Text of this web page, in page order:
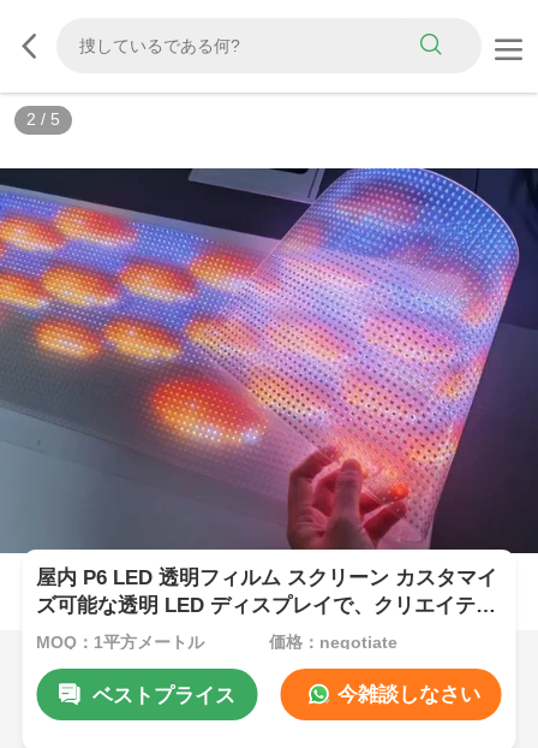
3 / 5
屋内 P6 LED 透明フィルム スクリーン カスタマイ
ズ可能な透明 LED ディスプレイで、クリエイティ
ブな広告やダイナミックなコンテンツ プレゼンテ
MOQ：1平方メートル 価格：negotiate
ベストプライス 今雑談しなさい